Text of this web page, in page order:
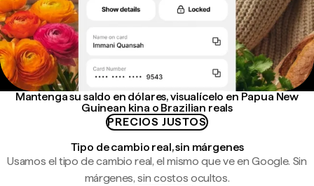
Mantenga su saldo en dólares, visualícelo en Papua New
Guinean kina o Brazilian reals
PRECIOS JUSTOS
Tipo de cambio real, sin márgenes
Usamos el tipo de cambio real, el mismo que ve en Google. Sin
márgenes, sin costos ocultos.